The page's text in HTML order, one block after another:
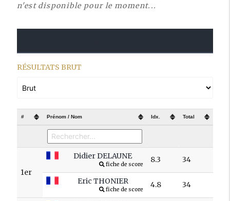
n'est disponible pour le moment...
RÉSULTATS BRUT
# Prénom / Nom Idx. Total
1er
Didier DELAUNE
fiche de score
8.3 34
Eric THONIER
fiche de score
4.8 34